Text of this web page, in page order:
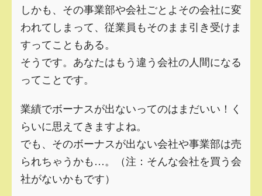
しかも、その事業部や会社ごとよその会社に変
われてしまって、従業員もそのまま引き受けま
すってこともある。
そうです。あなたはもう違う会社の人間になる
ってことです。
業績でボーナスが出ないってのはまだいい！く
らいに思えてきますよね。
でも、そのボーナスが出ない会社や事業部は売
られちゃうかも…。（注：そんな会社を買う会
社がないかもです）